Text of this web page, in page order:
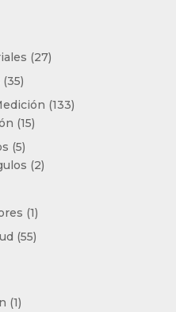
2727
3535
productos
133133
1515
55
productos
22
11
producto
5555
11